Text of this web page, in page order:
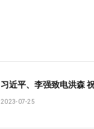
习近平、李强致电洪森
2023-07-25